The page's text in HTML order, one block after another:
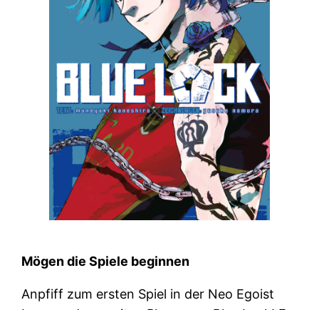
Mögen die Spiele beginnen
Anpfiff zum ersten Spiel in der Neo Egoist